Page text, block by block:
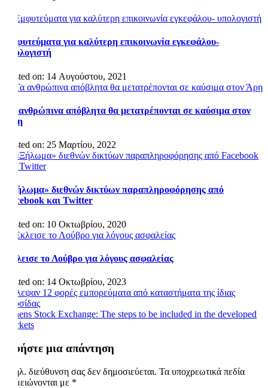
Eμφυτεύματα για καλύτερη επικοινωνία εγκεφάλου-
υπολογιστή
Posted on: 14 Αυγούστου, 2021
Τα ανθρώπινα απόβλητα θα μετατρέπονται σε καύσιμα στον
Άρη
Posted on: 25 Μαρτίου, 2022
«Ξήλωμα» διεθνών δικτύων παραπληροφόρησης από
Facebook και Twitter
Posted on: 10 Οκτωβρίου, 2020
Εκλεισε το Λούβρο για λόγους ασφαλείας
Posted on: 14 Οκτωβρίου, 2023
Πλοήγηση
άρθρων
Έκλεψαν 12 φορές εμπορεύματα από καταστήματα της ίδιας
αλυσίδας
Athens Stock Exchange: The steps to be included in the developed
markets
Αφήστε μια απάντηση
Η ηλ. διεύθυνση σας δεν δημοσιεύεται. Τα υποχρεωτικά πεδία
σημειώνονται με *